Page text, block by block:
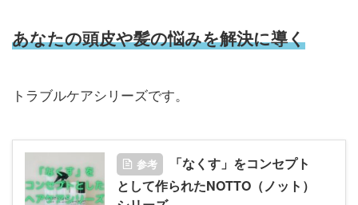
あなたの頭皮や髪の悩みを解決に導く
トラブルケアシリーズです。
参考
「なくす」をコンセプト
として作られたNOTTO（ノット）